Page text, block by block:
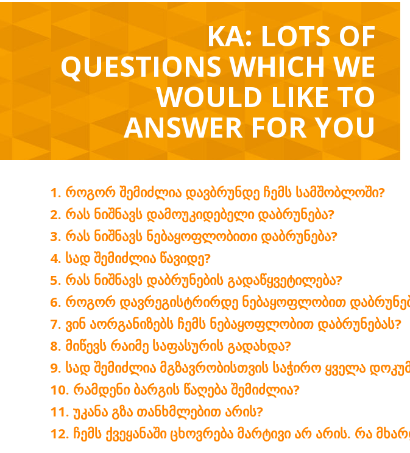
KA: LOTS OF
QUESTIONS WHICH WE
WOULD LIKE TO
ANSWER FOR YOU
ᲠᲝᲒᲝᲠ ᲨᲔᲛᲘᲫᲚᲘᲐ ᲓᲐᲕᲑᲠᲣᲜᲓᲔ ᲩᲔᲛᲡ ᲡᲐᲛᲨᲝᲑᲚᲝᲨᲘ?
ᲠᲐᲡ ᲜᲘᲨᲜᲐᲕᲡ ᲓᲐᲛᲝᲣᲙᲘᲓᲔᲑᲔᲚᲘ ᲓᲐᲑᲠᲣᲜᲔᲑᲐ?
ᲠᲐᲡ ᲜᲘᲨᲜᲐᲕᲡ ᲜᲔᲑᲐᲧᲝᲤᲚᲝᲑᲘᲗᲘ ᲓᲐᲑᲠᲣᲜᲔᲑᲐ?
ᲡᲐᲓ ᲨᲔᲛᲘᲫᲚᲘᲐ ᲬᲐᲕᲘᲓᲔ?
ᲠᲐᲡ ᲜᲘᲨᲜᲐᲕᲡ ᲓᲐᲑᲠᲣᲜᲔᲑᲘᲡ ᲒᲐᲓᲐᲬᲧᲕᲔᲢᲘᲚᲔᲑᲐ?
ᲠᲝᲒᲝᲠ ᲓᲐᲕᲠᲔᲒᲘᲡᲢᲠᲘᲠᲓᲔ ᲜᲔᲑᲐᲧᲝᲤᲚᲝᲑᲘᲗ
ᲕᲘᲜ ᲐᲝᲠᲒᲐᲜᲘᲖᲔᲑᲡ ᲩᲔᲛᲡ ᲜᲔᲑᲐᲧᲝᲤᲚᲝᲑᲘᲗ ᲓᲐᲑᲠᲣᲜᲔᲑᲐᲡ?
ᲛᲘᲬᲔᲕᲡ ᲠᲐᲘᲛᲔ ᲡᲐᲤᲐᲡᲣᲠᲘᲡ ᲒᲐᲓᲐᲮᲓᲐ?
ᲡᲐᲓ ᲨᲔᲛᲘᲫᲚᲘᲐ ᲛᲒᲖᲐᲕᲠᲝᲑᲘᲡᲗᲕᲘᲡ ᲡᲐᲭᲘᲠᲝ ᲧᲕᲔᲚᲐ
ᲠᲐᲛᲓᲔᲜᲘ ᲑᲐᲠᲒᲘᲡ ᲬᲐᲦᲔᲑᲐ ᲨᲔᲛᲘᲫᲚᲘᲐ?
ᲣᲙᲐᲜᲐ ᲒᲖᲐ ᲗᲐᲜᲮᲛᲚᲔᲑᲘᲗ ᲐᲠᲘᲡ?
ᲩᲔᲛᲡ ᲥᲕᲔᲧᲐᲜᲐᲨᲘ ᲪᲮᲝᲕᲠᲔᲑᲐ ᲛᲐᲠᲢᲘᲕᲘ ᲐᲠ ᲐᲠᲘᲡ. ᲠᲐ